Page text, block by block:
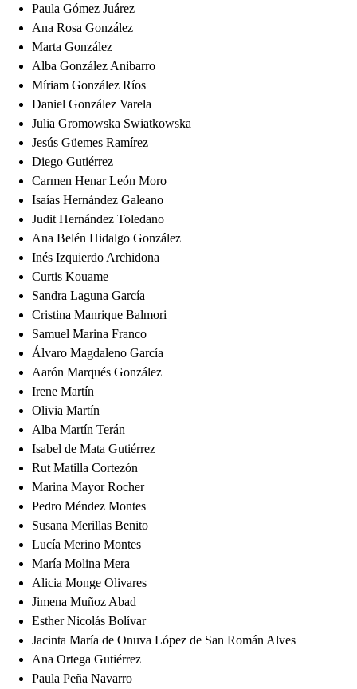
Paula Gómez Juárez
Ana Rosa González
Marta González
Alba González Anibarro
Míriam González Ríos
Daniel González Varela
Julia Gromowska Swiatkowska
Jesús Güemes Ramírez
Diego Gutiérrez
Carmen Henar León Moro
Isaías Hernández Galeano
Judit Hernández Toledano
Ana Belén Hidalgo González
Inés Izquierdo Archidona
Curtis Kouame
Sandra Laguna García
Cristina Manrique Balmori
Samuel Marina Franco
Álvaro Magdaleno García
Aarón Marqués González
Irene Martín
Olivia Martín
Alba Martín Terán
Isabel de Mata Gutiérrez
Rut Matilla Cortezón
Marina Mayor Rocher
Pedro Méndez Montes
Susana Merillas Benito
Lucía Merino Montes
María Molina Mera
Alicia Monge Olivares
Jimena Muñoz Abad
Esther Nicolás Bolívar
Jacinta María de Onuva López de San Román Alves
Ana Ortega Gutiérrez
Paula Peña Navarro